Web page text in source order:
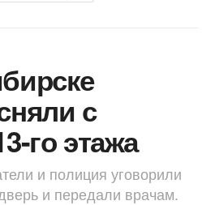
с
го этажа
и полиция уговорили
и передали врачам.